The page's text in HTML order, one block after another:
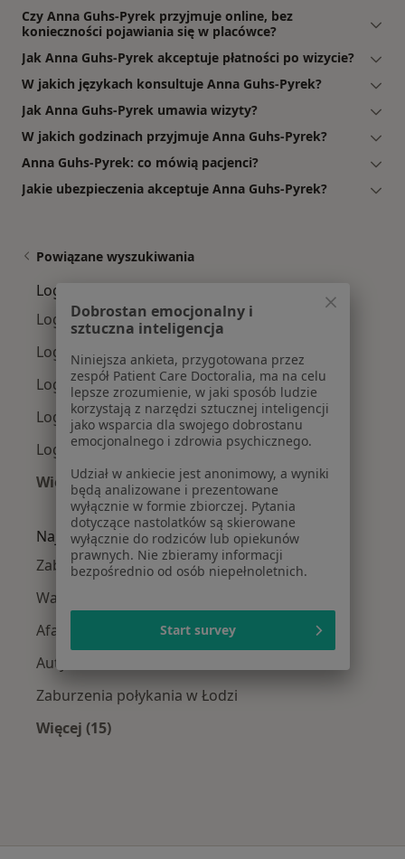
Czy Anna Guhs-Pyrek przyjmuje online, bez
konieczności pojawiania się w placówce?
Jak Anna Guhs-Pyrek akceptuje płatności po wizycie?
W jakich językach konsultuje Anna Guhs-Pyrek?
Jak Anna Guhs-Pyrek umawia wizyty?
W jakich godzinach przyjmuje Anna Guhs-Pyrek?
Anna Guhs-Pyrek: co mówią pacjenci?
Jakie ubezpieczenia akceptuje Anna Guhs-Pyrek?
Powiązane wyszukiwania
Logopedzi w pobliżu
Logopedzi Bałuty
Logopedzi Górna
Logopedzi Śródmieście
Logopedzi Widzew
Logopedzi Polesie
Więcej (1)
Więcej w kategorii: Logopedzi w pobliżu
Najczęście leczone choroby
Zaburzenia mowy w Łodzi
Wady wymowy w Łodzi
Afazja w Łodzi
Autyzm w Łodzi
Zaburzenia połykania w Łodzi
Więcej (15)
Dobrostan emocjonalny i
sztuczna inteligencja
Niniejsza ankieta, przygotowana przez
zespół Patient Care Doctoralia, ma na celu
lepsze zrozumienie, w jaki sposób ludzie
korzystają z narzędzi sztucznej inteligencji
jako wsparcia dla swojego dobrostanu
emocjonalnego i zdrowia psychicznego.
Udział w ankiecie jest anonimowy, a wyniki
będą analizowane i prezentowane
wyłącznie w formie zbiorczej. Pytania
dotyczące nastolatków są skierowane
wyłącznie do rodziców lub opiekunów
prawnych. Nie zbieramy informacji
bezpośrednio od osób niepełnoletnich.
Start survey